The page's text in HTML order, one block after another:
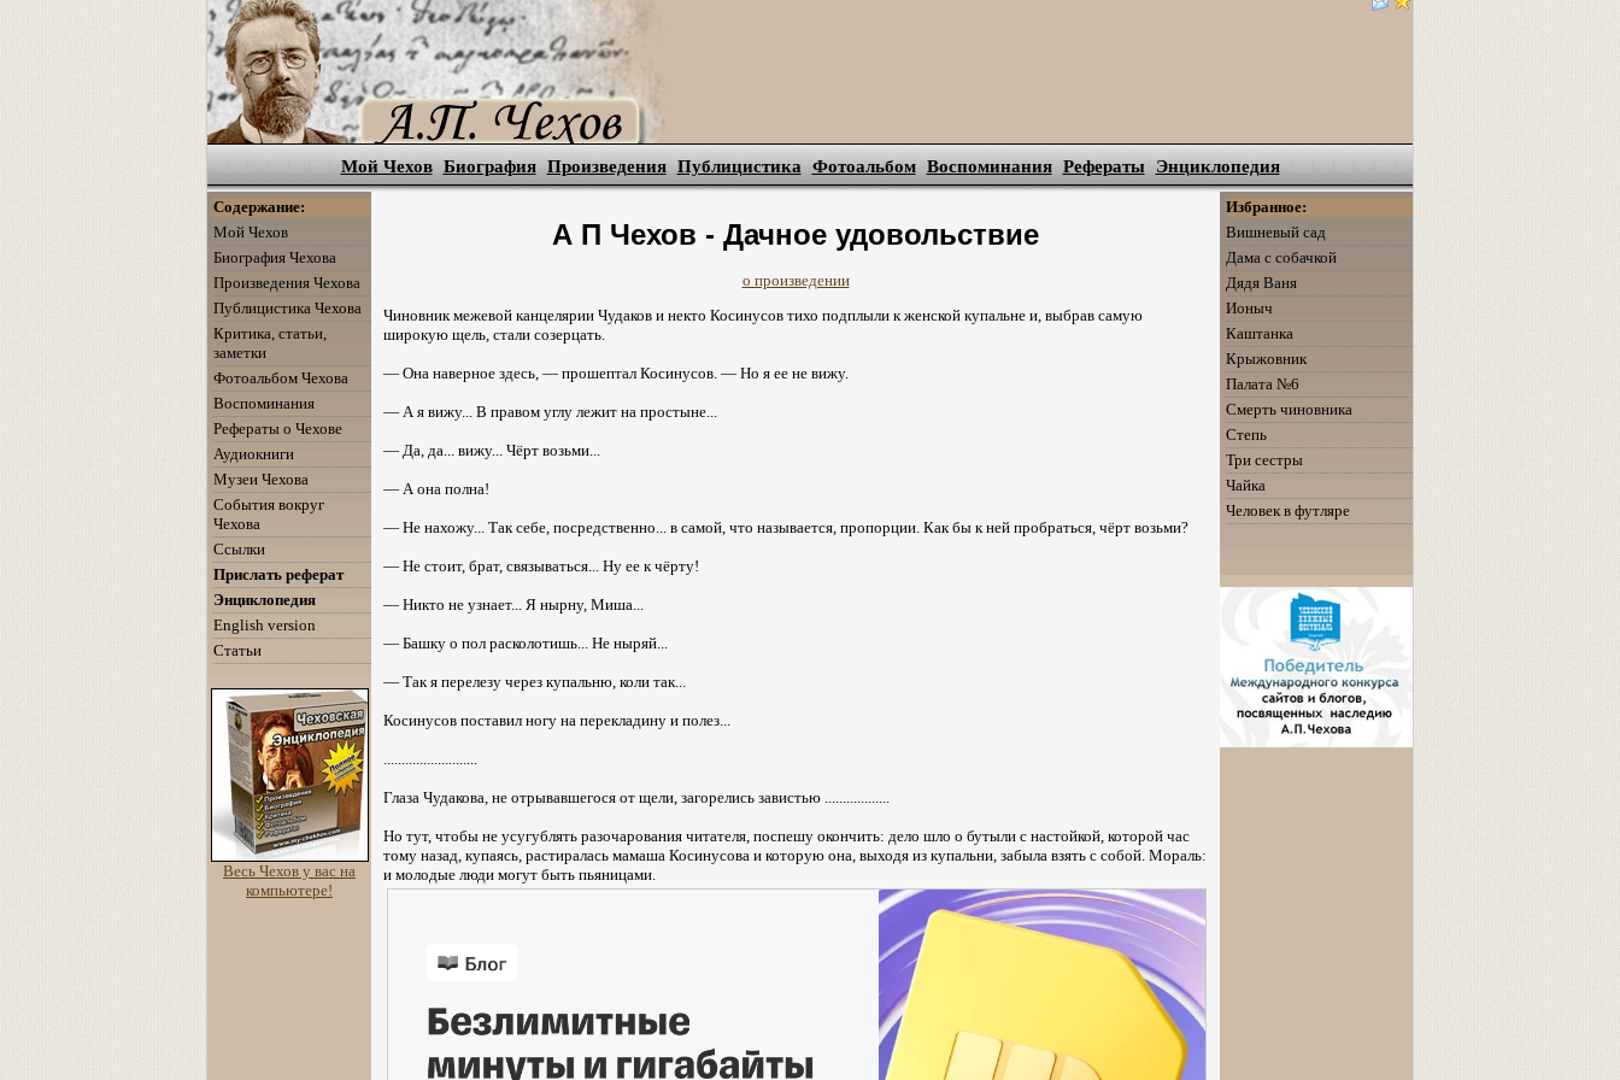
Мой Чехов Биография Произведения Публицистика Фотоальбом Воспоминания Рефераты Энциклопедия
Содержание:
Мой Чехов
Биография Чехова
Произведения Чехова
Публицистика Чехова
Критика, статьи,
заметки
Фотоальбом Чехова
Воспоминания
Рефераты о Чехове
Аудиокниги
Музеи Чехова
События вокруг
Чехова
Ссылки
Прислать реферат
Энциклопедия
English version
Статьи
Весь Чехов у вас на
компьютере!
А П Чехов - Дачное удовольствие
о произведении
Чиновник межевой канцелярии Чудаков и некто Косинусов тихо подплыли к женской купальне и, выбрав самую
широкую щель, стали созерцать.
— Она наверное здесь, — прошептал Косинусов. — Но я ее не вижу.
— А я вижу... В правом углу лежит на простыне...
— Да, да... вижу... Чёрт возьми...
— А она полна!
— Не нахожу... Так себе, посредственно... в самой, что называется, пропорции. Как бы к ней пробраться, чёрт возьми?
— Не стоит, брат, связываться... Ну ее к чёрту!
— Никто не узнает... Я нырну, Миша...
— Башку о пол расколотишь... Не ныряй...
— Так я перелезу через купальню, коли так...
Косинусов поставил ногу на перекладину и полез...
..........................
Глаза Чудакова, не отрывавшегося от щели, загорелись завистью ..................
Но тут, чтобы не усугублять разочарования читателя, поспешу окончить: дело шло о бутыли с настойкой, которой час
тому назад, купаясь, растиралась мамаша Косинусова и которую она, выходя из купальни, забыла взять с собой. Мораль:
и молодые люди могут быть пьяницами.
Избранное:
Вишневый сад
Дама с собачкой
Дядя Ваня
Ионыч
Каштанка
Крыжовник
Палата №6
Смерть чиновника
Степь
Три сестры
Чайка
Человек в футляре